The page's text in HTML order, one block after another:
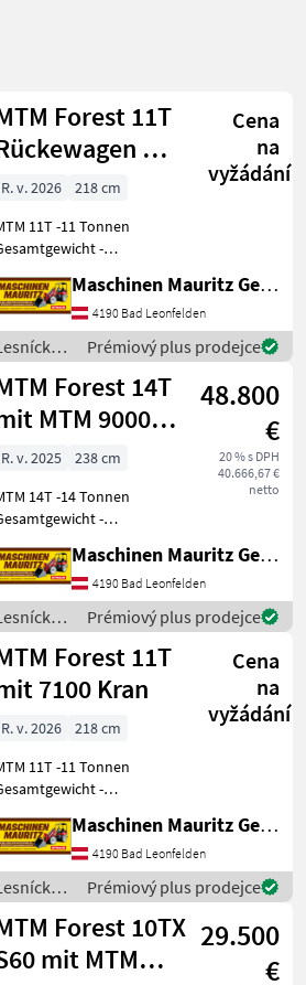
Země Filtry
Forest 11T
mit
MTM 7100
Cena
na
vyžádání
R. v. 2026
218 cm
11T -11 Tonnen
-
- Flap down
- 1x
Rungenpaar -
Bremse auf
Achse -
Maschinen Mauritz GesmbH
4190 Bad Leonfelden
a
/
Prémiový plus prodejce
Forest 14T
MTM 9000
Kran
48.800
€
20 % s DPH
40.666,67 €
netto
R. v. 2025
238 cm
14T -14 Tonnen
-
- Flap down
- 1x
Rungenpaar -
Bremse auf
Achsen
Maschinen Mauritz GesmbH
4190 Bad Leonfelden
a
/
Prémiový plus prodejce
Forest 11T
7100 Kran
Cena
na
vyžádání
R. v. 2026
218 cm
11T -11 Tonnen
-
- Flap down
- 1x
Rungenpaar -
Bremse auf
Achse -
Maschinen Mauritz GesmbH
4190 Bad Leonfelden
a
/
Prémiový plus prodejce
Forest 10TX
mit MTM
29.500
€